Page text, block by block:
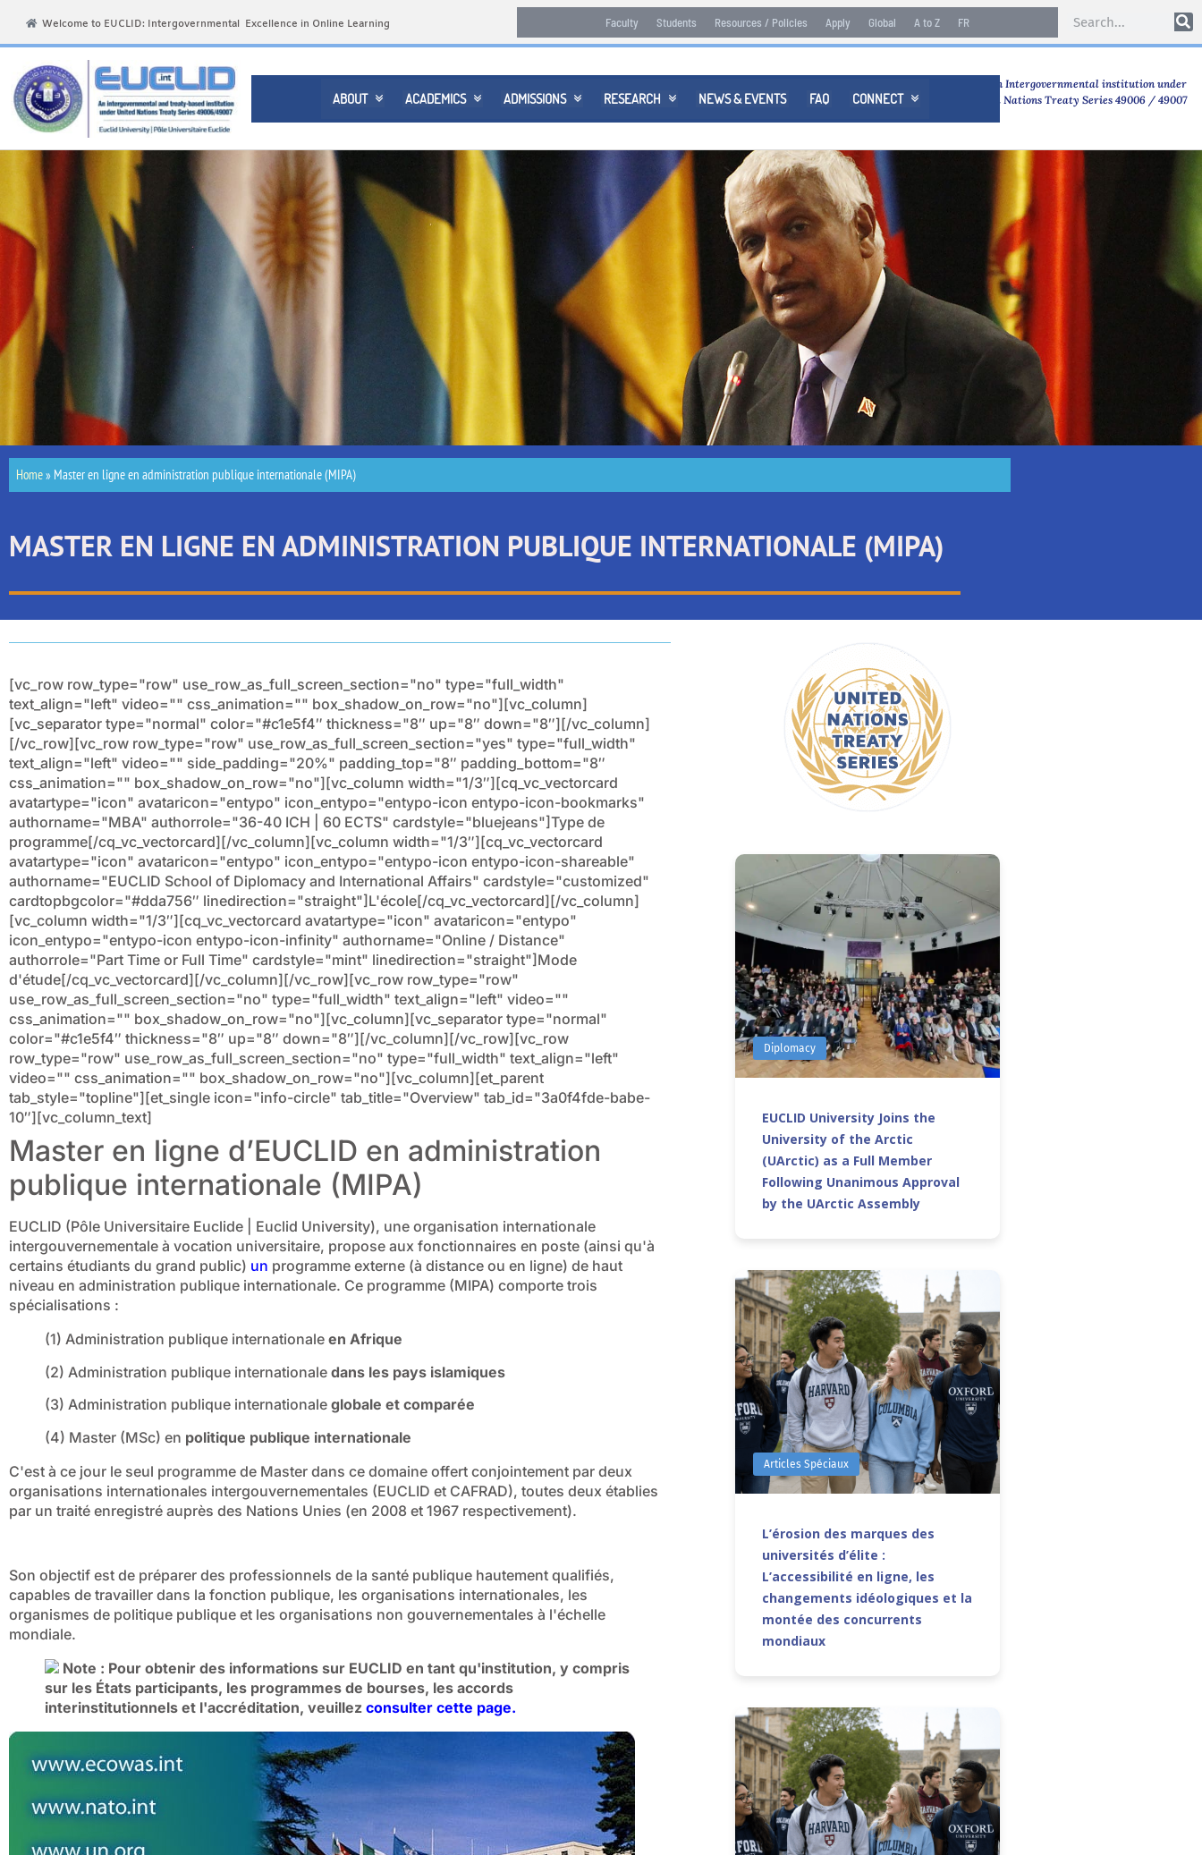
Welcome to EUCLID: Intergovernmental Excellence in Online Learning Faculty Students Resources / Policies Apply Global A to Z FR
ABOUT  ACADEMICS  ADMISSIONS  RESEARCH  NEWS & EVENTS FAQ CONNECT 
An Intergovernmental institution under
United Nations Treaty Series 49006 / 49007
Home» Master en ligne en administration publique internationale (MIPA)
MASTER EN LIGNE EN ADMINISTRATION PUBLIQUE INTERNATIONALE (MIPA)
[vc_row row_type="row" use_row_as_full_screen_section="no" type="full_width"
text_align="left" video="" css_animation="" box_shadow_on_row="no"][vc_column]
[vc_separator type="normal" color="#c1e5f4″ thickness="8″ up="8″ down="8″][/vc_column]
[/vc_row][vc_row row_type="row" use_row_as_full_screen_section="yes" type="full_width"
text_align="left" video="" side_padding="20%" padding_top="8″ padding_bottom="8″
css_animation="" box_shadow_on_row="no"][vc_column width="1/3″][cq_vc_vectorcard
avatartype="icon" avataricon="entypo" icon_entypo="entypo-icon entypo-icon-bookmarks"
authorname="MBA" authorrole="36-40 ICH | 60 ECTS" cardstyle="bluejeans"]Type de
programme[/cq_vc_vectorcard][/vc_column][vc_column width="1/3″][cq_vc_vectorcard
avatartype="icon" avataricon="entypo" icon_entypo="entypo-icon entypo-icon-shareable"
authorname="EUCLID School of Diplomacy and International Affairs" cardstyle="customized"
cardtopbgcolor="#dda756″ linedirection="straight"]L'école[/cq_vc_vectorcard][/vc_column]
[vc_column width="1/3″][cq_vc_vectorcard avatartype="icon" avataricon="entypo"
icon_entypo="entypo-icon entypo-icon-infinity" authorname="Online / Distance"
authorrole="Part Time or Full Time" cardstyle="mint" linedirection="straight"]Mode
d'étude[/cq_vc_vectorcard][/vc_column][/vc_row][vc_row row_type="row"
use_row_as_full_screen_section="no" type="full_width" text_align="left" video=""
css_animation="" box_shadow_on_row="no"][vc_column][vc_separator type="normal"
color="#c1e5f4″ thickness="8″ up="8″ down="8″][/vc_column][/vc_row][vc_row
row_type="row" use_row_as_full_screen_section="no" type="full_width" text_align="left"
video="" css_animation="" box_shadow_on_row="no"][vc_column][et_parent
tab_style="topline"][et_single icon="info-circle" tab_title="Overview" tab_id="3a0f4fde-babe-
10″][vc_column_text]
Master en ligne d’EUCLID en administration
publique internationale (MIPA)
EUCLID (Pôle Universitaire Euclide | Euclid University), une organisation internationale
intergouvernementale à vocation universitaire, propose aux fonctionnaires en poste (ainsi qu'à
certains étudiants du grand public) un programme externe (à distance ou en ligne) de haut
niveau en administration publique internationale. Ce programme (MIPA) comporte trois
spécialisations :
(1) Administration publique internationale en Afrique
(2) Administration publique internationale dans les pays islamiques
(3) Administration publique internationale globale et comparée
(4) Master (MSc) en politique publique internationale
C'est à ce jour le seul programme de Master dans ce domaine offert conjointement par deux
organisations internationales intergouvernementales (EUCLID et CAFRAD), toutes deux établies
par un traité enregistré auprès des Nations Unies (en 2008 et 1967 respectivement).
Son objectif est de préparer des professionnels de la santé publique hautement qualifiés,
capables de travailler dans la fonction publique, les organisations internationales, les
organismes de politique publique et les organisations non gouvernementales à l'échelle
mondiale.
Note : Pour obtenir des informations sur EUCLID en tant qu'institution, y compris
sur les États participants, les programmes de bourses, les accords
interinstitutionnels et l'accréditation, veuillez consulter cette page.
Diplomacy
EUCLID University Joins the
University of the Arctic
(UArctic) as a Full Member
Following Unanimous Approval
by the UArctic Assembly
Articles Spéciaux
L’érosion des marques des
universités d’élite :
L’accessibilité en ligne, les
changements idéologiques et la
montée des concurrents
mondiaux